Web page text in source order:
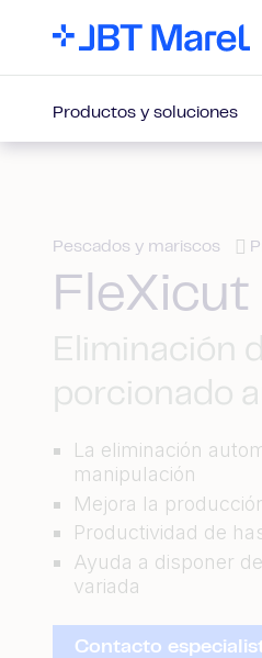
Productos y soluciones
Pescados y mariscos
FleXicut
Eliminación
porcionado
La eliminación
manipulación
Mejora la
Productividad de
Ayuda a disponer
variada
Contacto